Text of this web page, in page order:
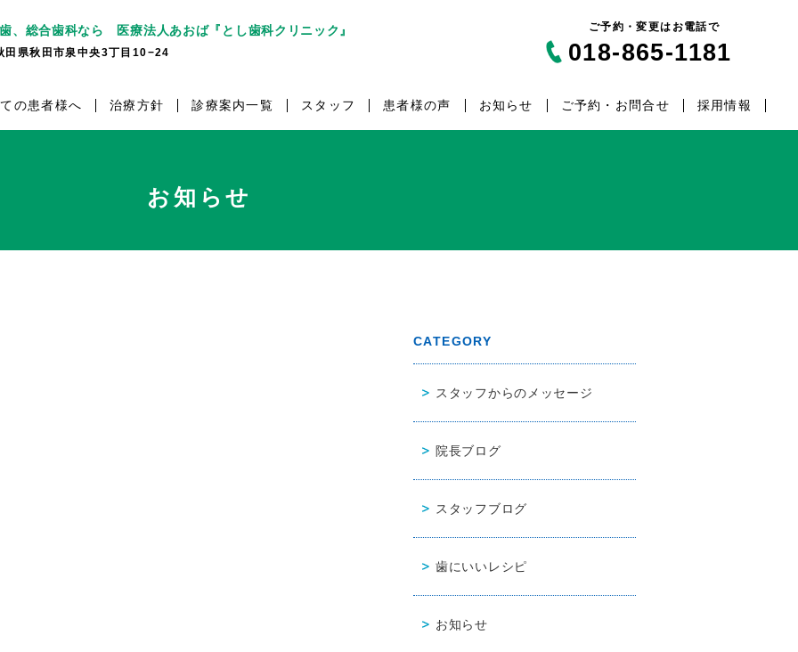
、総合歯科なら 医療法人あおば『とし歯科クリニック』
県秋田市泉中央3丁目10−24
ご予約・変更はお電話で
018-865-1181
の患者様へ 治療方針 診療案内一覧 スタッフ 患者様の声 お知らせ ご予約・お問合せ 採用情報
お知らせ
CATEGORY
スタッフからのメッセージ
院長ブログ
スタッフブログ
歯にいいレシピ
お知らせ